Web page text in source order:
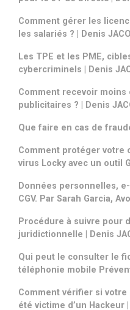
Comment gérer les
les salariés ? | Denis
Les TPE et les PME,
cybercriminels | Denis
Comment recevoir moins
publicitaires ? | Denis
Que faire en cas de
Comment protéger votre
virus Locky avec un outil
Données personnelles,
CGV. Par Sarah Garcia,
Procédure à suivre pour
juridictionnelle | Denis
Qui peut le consulter le
téléphonie mobile
Comment vérifier si votre
été victime d’un Hackeur |